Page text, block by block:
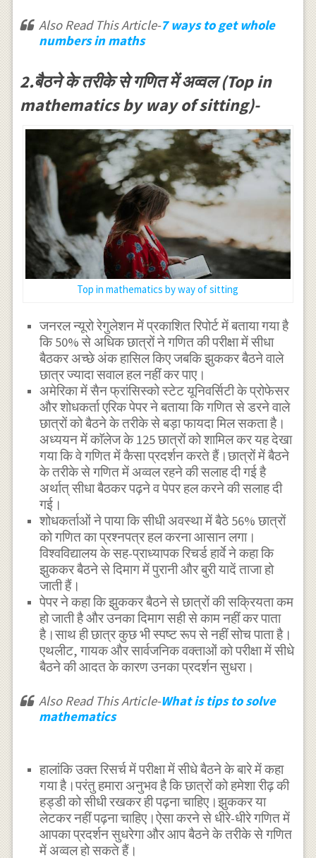
Also Read This Article-7 ways to get whole
numbers in maths
2.बैठने के तरीके से गणित में अव्वल (Top in
mathematics by way of sitting)-
Top in mathematics by way of sitting
जनरल न्यूरो रेगुलेशन में प्रकाशित रिपोर्ट में बताया गया है
कि 50% से अधिक छात्रों ने गणित की परीक्षा में सीधा
बैठकर अच्छे अंक हासिल किए जबकि झुककर बैठने वाले
छात्र ज्यादा सवाल हल नहीं कर पाए।
अमेरिका में सैन फ्रांसिस्को स्टेट यूनिवर्सिटी के प्रोफेसर
और शोधकर्ता एरिक पेपर ने बताया कि गणित से डरने वाले
छात्रों को बैठने के तरीके से बड़ा फायदा मिल सकता है।
अध्ययन में काॅलेज के 125 छात्रों को शामिल कर यह देखा
गया कि वे गणित में कैसा प्रदर्शन करते हैं।छात्रों में बैठने
के तरीके से गणित में अव्वल रहने की सलाह दी गई है
अर्थात् सीधा बैठकर पढ़ने व पेपर हल करने की सलाह दी
गई।
शोधकर्ताओं ने पाया कि सीधी अवस्था में बैठे 56% छात्रों
को गणित का प्रश्नपत्र हल करना आसान लगा।
विश्वविद्यालय के सह-प्राध्यापक रिचर्ड हार्वे ने कहा कि
झुककर बैठने से दिमाग में पुरानी और बुरी यादें ताजा हो
जाती हैं।
पेपर ने कहा कि झुककर बैठने से छात्रों की सक्रियता कम
हो जाती है और उनका दिमाग सही से काम नहीं कर पाता
है।साथ ही छात्र कुछ भी स्पष्ट रूप से नहीं सोच पाता है।
एथलीट, गायक और सार्वजनिक वक्ताओं को परीक्षा में सीधे
बैठने की आदत के कारण उनका प्रदर्शन सुधरा।
Also Read This Article-What istips to solve
mathematics
हालांकि उक्त रिसर्च में परीक्षा में सीधे बैठने के बारे में कहा
गया है।परंतु हमारा अनुभव है कि छात्रों को हमेशा रीढ़ की
हड्डी को सीधी रखकर ही पढ़ना चाहिए।झुककर या
लेटकर नहीं पढ़ना चाहिए।ऐसा करने से धीरे-धीरे गणित में
आपका प्रदर्शन सुधरेगा और आप बैठने के तरीके से गणित
में अव्वल हो सकते हैं।